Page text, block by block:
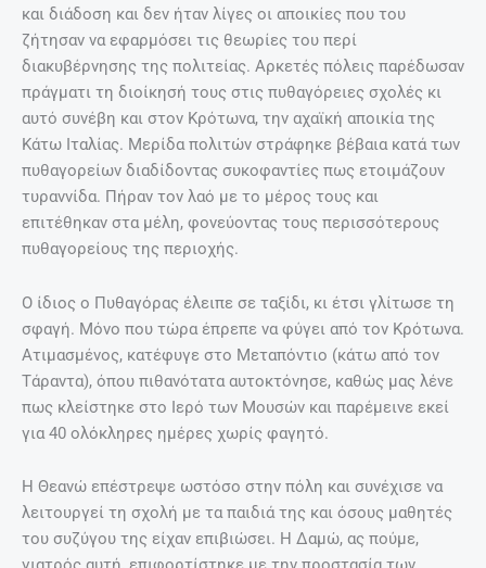
και διάδοση και δεν ήταν λίγες οι αποικίες που του
ζήτησαν να εφαρμόσει τις θεωρίες του περί
διακυβέρνησης της πολιτείας. Αρκετές πόλεις παρέδωσαν
πράγματι τη διοίκησή τους στις πυθαγόρειες σχολές κι
αυτό συνέβη και στον Κρότωνα, την αχαϊκή αποικία της
Κάτω Ιταλίας. Μερίδα πολιτών στράφηκε βέβαια κατά των
πυθαγορείων διαδίδοντας συκοφαντίες πως ετοιμάζουν
τυραννίδα. Πήραν τον λαό με το μέρος τους και
επιτέθηκαν στα μέλη, φονεύοντας τους περισσότερους
πυθαγορείους της περιοχής.
Ο ίδιος ο Πυθαγόρας έλειπε σε ταξίδι, κι έτσι γλίτωσε τη
σφαγή. Μόνο που τώρα έπρεπε να φύγει από τον Κρότωνα.
Ατιμασμένος, κατέφυγε στο Μεταπόντιο (κάτω από τον
Τάραντα), όπου πιθανότατα αυτοκτόνησε, καθώς μας λένε
πως κλείστηκε στο Ιερό των Μουσών και παρέμεινε εκεί
για 40 ολόκληρες ημέρες χωρίς φαγητό.
Η Θεανώ επέστρεψε ωστόσο στην πόλη και συνέχισε να
λειτουργεί τη σχολή με τα παιδιά της και όσους μαθητές
του συζύγου της είχαν επιβιώσει. Η Δαμώ, ας πούμε,